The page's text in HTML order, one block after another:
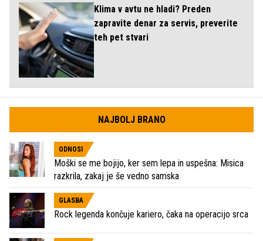
Klima v avtu ne hladi? Preden
zapravite denar za servis, preverite
teh pet stvari
NAJBOLJ BRANO
ODNOSI
Moški se me bojijo, ker sem lepa in uspešna: Misica
razkrila, zakaj je še vedno samska
GLASBA
Rock legenda končuje kariero, čaka na operacijo srca